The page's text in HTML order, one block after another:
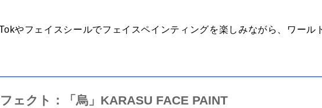
やフェイスシールでフェイスペインティングを楽しみながら、ワール
ェクト：「烏」KARASU FACE PAINT